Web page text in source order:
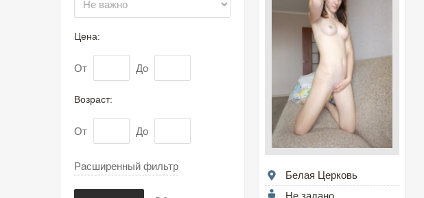
Белая Церковь
Не задано
Цена:
От До
Возраст:
От До
Расширенный фильтр